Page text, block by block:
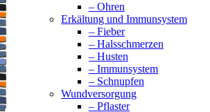
– Ohren
Erkältung und Immunsystem
– Fieber
– Halsschmerzen
– Husten
– Immunsystem
– Schnupfen
Wundversorgung
– Pflaster